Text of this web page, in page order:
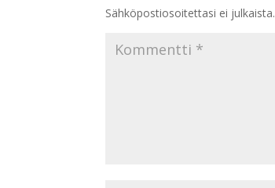
Sähköpostiosoitettasi ei julkaista.